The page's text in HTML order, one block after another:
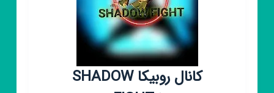
کانال روبیکا SHADOW